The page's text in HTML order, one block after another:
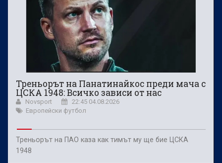
Треньорът на Панатинайкос преди мача с
ЦСКА 1948: Всичко зависи от нас
Novsport
22:45 04.08.2026
Европейски футбол
Треньорът на ПАО каза как тимът му ще бие ЦСКА
1948